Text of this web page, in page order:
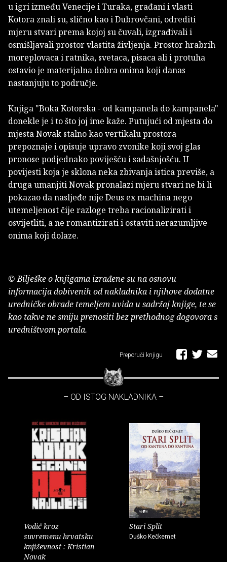
u igri između Venecije i Turaka, građani i vlasti
Kotora znali su, slično kao i Dubrovčani, odrediti
mjeru stvari prema kojoj su čuvali, izgrađivali i
osmišljavali prostor vlastita življenja. Prostor hrabrih
moreplovaca i ratnika, svetaca, pisaca ali i protuha
ostavio je materijalna dobra onima koji danas
nastanjuju to područje.
Knjiga "Boka Kotorska - od kampanela do kampanela"
donekle je i to što joj ime kaže. Putujući od mjesta do
mjesta Novak stalno kao vertikalu prostora
prepoznaje i opisuje upravo zvonike koji svoj glas
pronose podjednako poviješću i sadašnjošću. U
povijesti koja je sklona neka zbivanja istica previše, a
druga umanjiti Novak pronalazi mjeru stvari ne bi li
pokazao da nasljeđe nije Deus ex machina nego
utemeljenost čije razloge treba racionalizirati i
osvijetliti, a ne romantizirati i ostaviti nerazumljive
onima koji dolaze.
© Bilješke o knjigama izrađene su na osnovu
informacija dobivenih od nakladnika i njihove dodatne
uredničke obrade temeljem uvida u sadržaj knjige, te se
kao takve ne smiju prenositi bez prethodnog dogovora s
uredništvom portala.
Preporuči knjigu
– OD ISTOG NAKLADNIKA –
Vodič kroz
suvremenu hrvatsku
književnost : Kristian
Novak
Stari Split
Duško Kečkemet